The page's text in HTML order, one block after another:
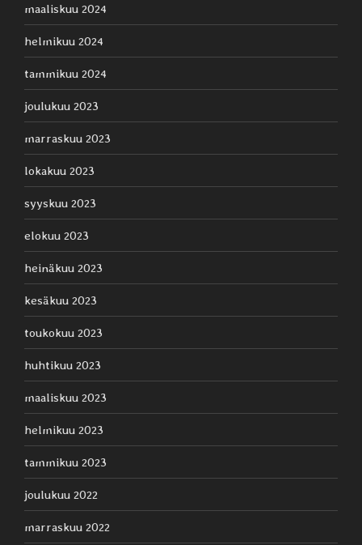
maaliskuu 2024
helmikuu 2024
tammikuu 2024
joulukuu 2023
marraskuu 2023
lokakuu 2023
syyskuu 2023
elokuu 2023
heinäkuu 2023
kesäkuu 2023
toukokuu 2023
huhtikuu 2023
maaliskuu 2023
helmikuu 2023
tammikuu 2023
joulukuu 2022
marraskuu 2022